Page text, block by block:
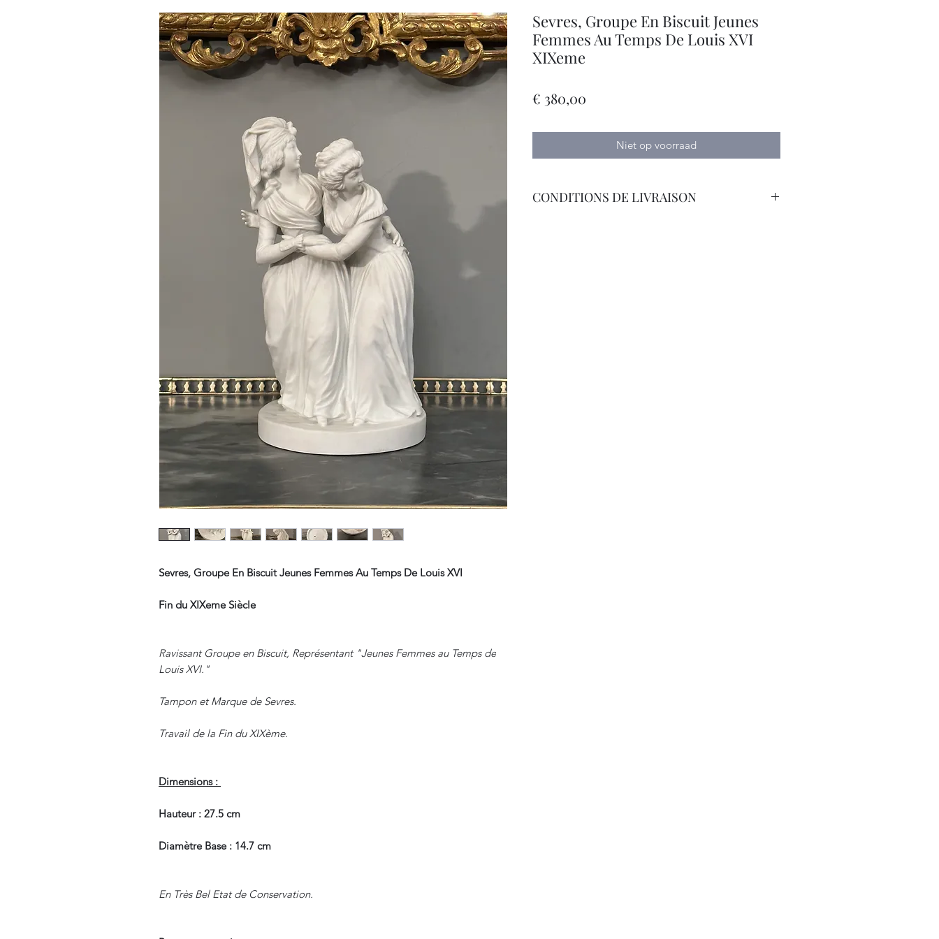
Sevres, Groupe En Biscuit Jeunes Femmes Au Temps De Louis XVI
Fin du XIXeme Siècle
Ravissant Groupe en Biscuit, Représentant "Jeunes Femmes au Temps de
Louis XVI."
Tampon et Marque de Sevres.
Travail de la Fin du XIXème.
Dimensions :
Hauteur : 27.5 cm
Diamètre Base : 14.7 cm
En Très Bel Etat de Conservation.
Sevres, Groupe En Biscuit Jeunes
Femmes Au Temps De Louis XVI
XIXeme
€ 380,00
Niet op voorraad
CONDITIONS DE LIVRAISON